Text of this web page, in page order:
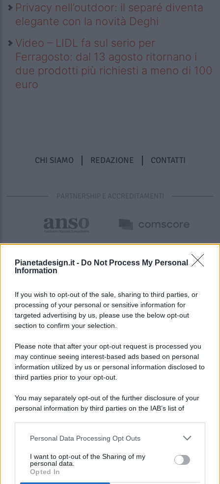
Pianetadesign.it - Do Not Process My Personal
Information
If you wish to opt-out of the sale, sharing to third parties, or
processing of your personal or sensitive information for
targeted advertising by us, please use the below opt-out
section to confirm your selection.
Please note that after your opt-out request is processed you
may continue seeing interest-based ads based on personal
information utilized by us or personal information disclosed to
third parties prior to your opt-out.
You may separately opt-out of the further disclosure of your
personal information by third parties on the IAB’s list of
This information may also be disclosed by us to third parties
disclose it to other third parties.
Personal Data Processing Opt Outs
I want to opt-out of the Sharing of my
personal data.
Opted In
Privacy nell’outdoor: il separé diventa
elegante con la novità Deghi
Video – LIDL fa sul serio per
Ferragosto: dal 13 agosto ritornano i
due prodotti più richiesti a meno di 100
euro
CHI SIAMO REDAZIONE CONTATTI
PARTNERSHIP E ACCREDITAMENTI
© 2026 - Pianeta Design - P.IVA 04827280654 - Testata
Registrata Al Tribunale Di Nocera Inferiore N. 8/2020 - RG N.
ISCRIZIONE AL ROC N. 35792 – ISCRITTA ALL’ANSO
(ASSOCIAZIONE NAZIONALE STAMPA ONLINE)
PREFERENZE PRIVACY